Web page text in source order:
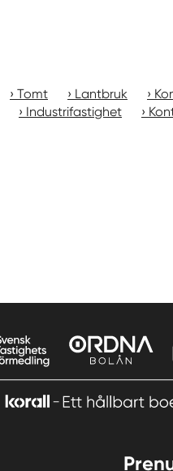
Tomt Lantbruk
Industrifastighet